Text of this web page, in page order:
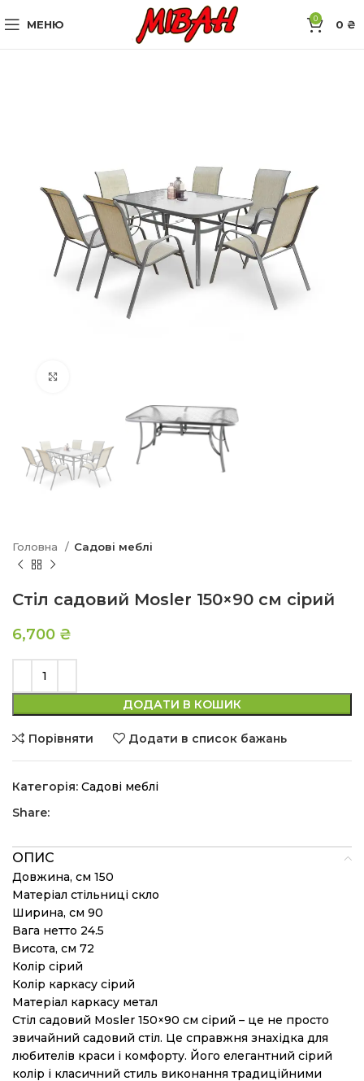
МЕНЮ 0 0 ₴
Головна Садові меблі
Стіл садовий Mosler 150×90 см сірий
6,700 ₴
ДОДАТИ В КОШИК
Порівняти Додати в список бажань
Категорія: Садові меблі
Share:
ОПИС
Довжина, см 150
Матеріал стільниці скло
Ширина, см 90
Вага нетто 24.5
Висота, см 72
Колір сірий
Колір каркасу сірий
Матеріал каркасу метал
Стіл садовий Mosler 150×90 см сірий – це не просто
звичайний садовий стіл. Це справжня знахідка для
любителів краси і комфорту. Його елегантний сірий
колір і класичний стиль виконання традиційними